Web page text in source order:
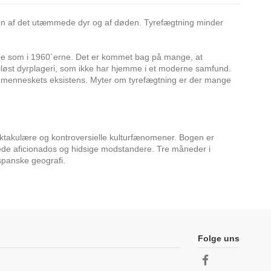
af det utæmmede dyr og af døden. Tyrefægtning minder
som i 1960´erne. Det er kommet bag på mange, at
dyrplageri, som ikke har hjemme i et moderne samfund.
eksistens. Myter om tyrefægtning er der mange
og kontroversielle kulturfænomener. Bogen er
aficionados og hidsige modstandere. Tre måneder i
geografi.
Folge uns